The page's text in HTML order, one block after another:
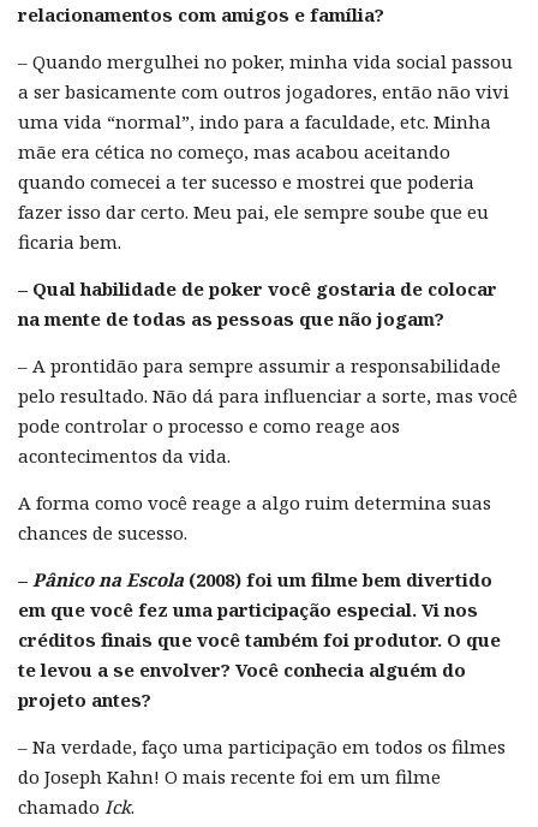
relacionamentos com amigos e família?
– Quando mergulhei no poker, minha vida social passou
a ser basicamente com outros jogadores, então não vivi
uma vida “normal”, indo para a faculdade, etc. Minha
mãe era cética no começo, mas acabou aceitando
quando comecei a ter sucesso e mostrei que poderia
fazer isso dar certo. Meu pai, ele sempre soube que eu
ficaria bem.
– Qual habilidade de poker você gostaria de colocar
na mente de todas as pessoas que não jogam?
– A prontidão para sempre assumir a responsabilidade
pelo resultado. Não dá para influenciar a sorte, mas você
pode controlar o processo e como reage aos
acontecimentos da vida.
A forma como você reage a algo ruim determina suas
chances de sucesso.
– Pânico na Escola (2008) foi um filme bem divertido
em que você fez uma participação especial. Vi nos
créditos finais que você também foi produtor. O que
te levou a se envolver? Você conhecia alguém do
projeto antes?
– Na verdade, faço uma participação em todos os filmes
do Joseph Kahn! O mais recente foi em um filme
chamado Ick.